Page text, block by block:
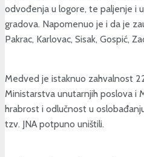
odvođenja u logore, te paljenje i
gradova. Napomenuo je i da je
Pakrac, Karlovac, Sisak, Gospić,
Medved je istaknuo zahvalnost
Ministarstva unutarnjih poslova i
hrabrost i odlučnost u
tzv. JNA potpuno uništili.